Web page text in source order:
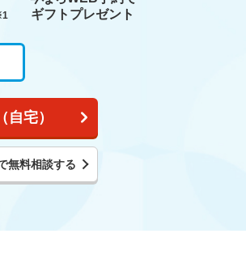
ギフトプレゼント
宅）
無料相談する